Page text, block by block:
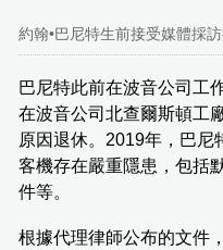
約翰•巴尼特生前接受媒體採訪
巴尼特此前在波音公司工
在波音公司北查爾斯頓工
原因退休。2019年，巴尼
客機存在嚴重隱患，包括
件等。
根據代理律師公布的文件